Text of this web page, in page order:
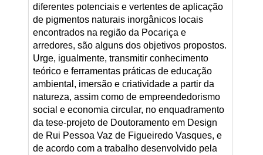
diferentes potenciais e vertentes de aplicação
de pigmentos naturais inorgânicos locais
encontrados na região da Pocariça e
arredores, são alguns dos objetivos propostos.
Urge, igualmente, transmitir conhecimento
teórico e ferramentas práticas de educação
ambiental, imersão e criatividade a partir da
natureza, assim como de empreendedorismo
social e economia circular, no enquadramento
da tese-projeto de Doutoramento em Design
de Rui Pessoa Vaz de Figueiredo Vasques, e
de acordo com a trabalho desenvolvido pela